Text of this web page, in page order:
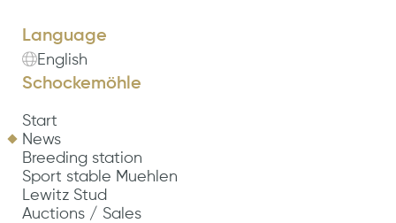
Language
English
Schockemöhle
Start
News
Breeding station
Sport stable Muehlen
Lewitz Stud
Auctions / Sales